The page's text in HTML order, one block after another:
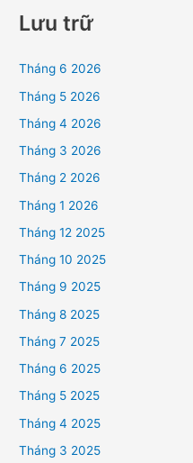
Lưu trữ
Tháng 6 2026
Tháng 5 2026
Tháng 4 2026
Tháng 3 2026
Tháng 2 2026
Tháng 1 2026
Tháng 12 2025
Tháng 10 2025
Tháng 9 2025
Tháng 8 2025
Tháng 7 2025
Tháng 6 2025
Tháng 5 2025
Tháng 4 2025
Tháng 3 2025